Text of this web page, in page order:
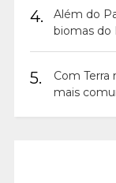
4.
Além do
biomas do
5.
Com Terra
mais